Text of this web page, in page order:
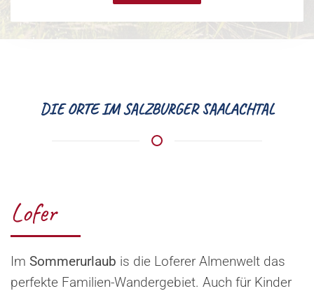
DIE ORTE IM SALZBURGER SAALACHTAL
Lofer
Im Sommerurlaub is die Loferer Almenwelt das
perfekte Familien-Wandergebiet. Auch für Kinder